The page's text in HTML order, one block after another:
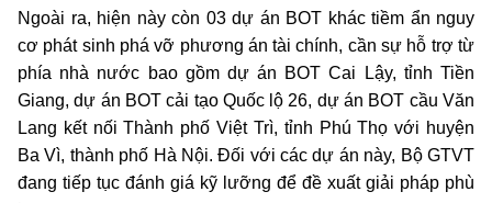
Ngoài ra, hiện này còn 03 dự án BOT khác tiềm ẩn nguy
cơ phát sinh phá vỡ phương án tài chính, cần sự hỗ trợ từ
phía nhà nước bao gồm dự án BOT Cai Lậy, tỉnh Tiền
Giang, dự án BOT cải tạo Quốc lộ 26, dự án BOT cầu Văn
Lang kết nối Thành phố Việt Trì, tỉnh Phú Thọ với huyện
Ba Vì, thành phố Hà Nội. Đối với các dự án này, Bộ GTVT
đang tiếp tục đánh giá kỹ lưỡng để đề xuất giải pháp phù